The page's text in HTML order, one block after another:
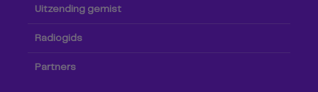
Uitzending gemist
Radiogids
Partners